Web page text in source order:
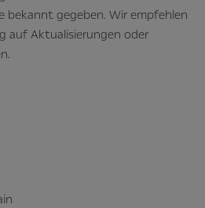
bekannt gegeben. Wir empfehlen
auf Aktualisierungen oder